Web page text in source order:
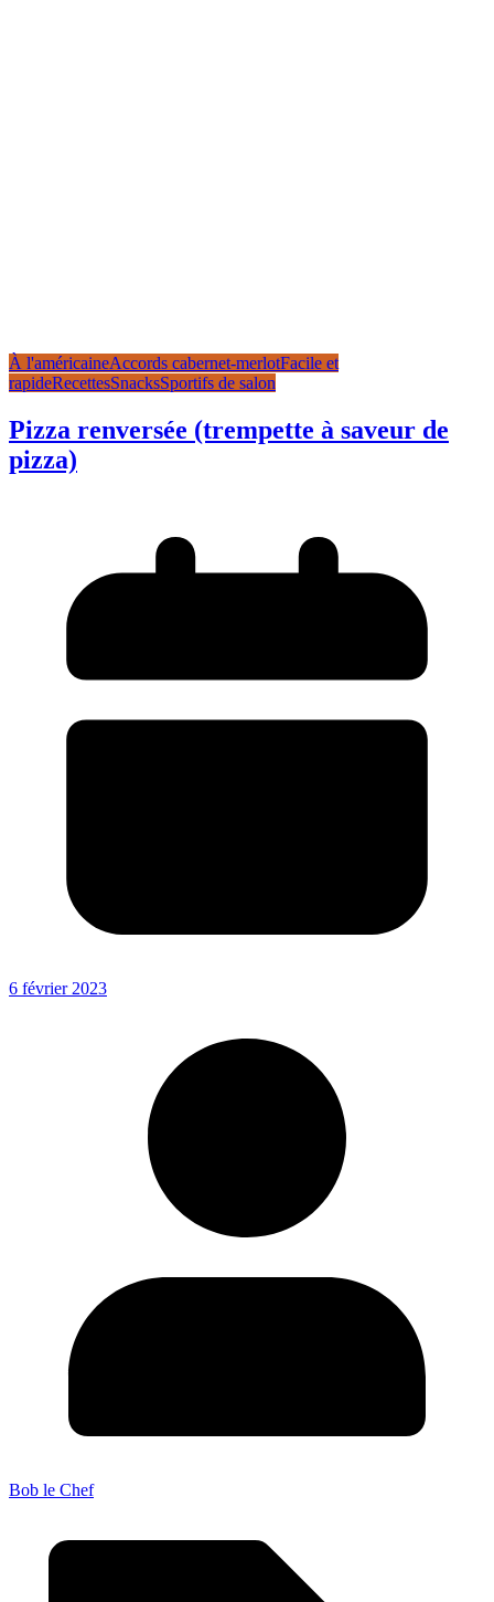
À l'américaineAccords cabernet-merlotFacile et
rapideRecettesSnacksSportifs de salon
Pizza renversée (trempette à saveur de
pizza)
6 février 2023
Bob le Chef